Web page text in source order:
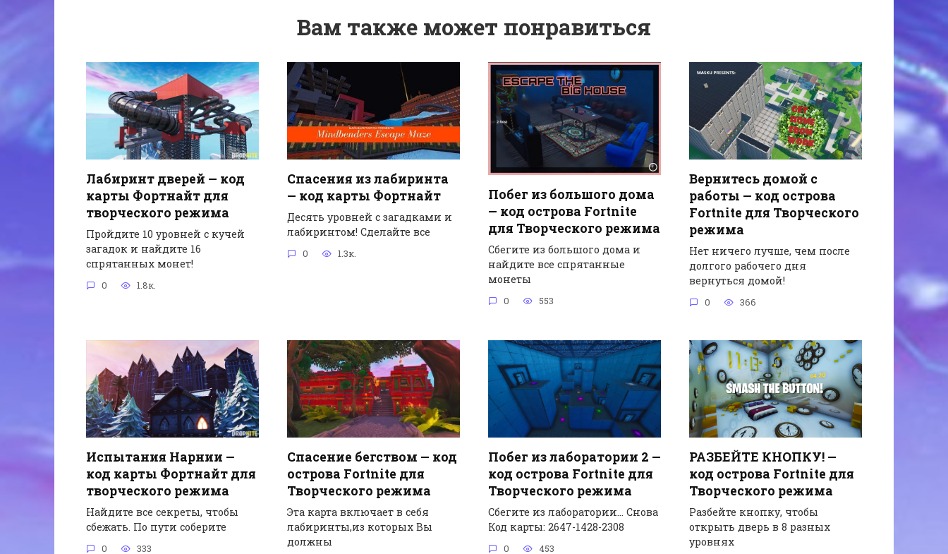
Вам также может понравиться
Лабиринт дверей — код
карты Фортнайт для
творческого режима
Пройдите 10 уровней с кучей
загадок и найдите 16
спрятанных монет!
0 1.8к.
Спасения из лабиринта
— код карты Фортнайт
Десять уровней с загадками и
лабиринтом! Сделайте все
0 1.3к.
Побег из большого дома
— код острова Fortnite
для Творческого режима
Сбегите из большого дома и
найдите все спрятанные
монеты
0 553
Вернитесь домой с
работы — код острова
Fortnite для Творческого
режима
Нет ничего лучше, чем после
долгого рабочего дня
вернуться домой!
0 366
Испытания Нарнии —
код карты Фортнайт для
творческого режима
Найдите все секреты, чтобы
сбежать. По пути соберите
0 333
Спасение бегством — код
острова Fortnite для
Творческого режима
Эта карта включает в себя
лабиринты,из которых Вы
должны
Побег из лаборатории 2 —
код острова Fortnite для
Творческого режима
Сбегите из лаборатории… Снова
Код карты: 2647-1428-2308
0 453
РАЗБЕЙТЕ КНОПКУ! —
код острова Fortnite для
Творческого режима
Разбейте кнопку, чтобы
открыть дверь в 8 разных
уровнях